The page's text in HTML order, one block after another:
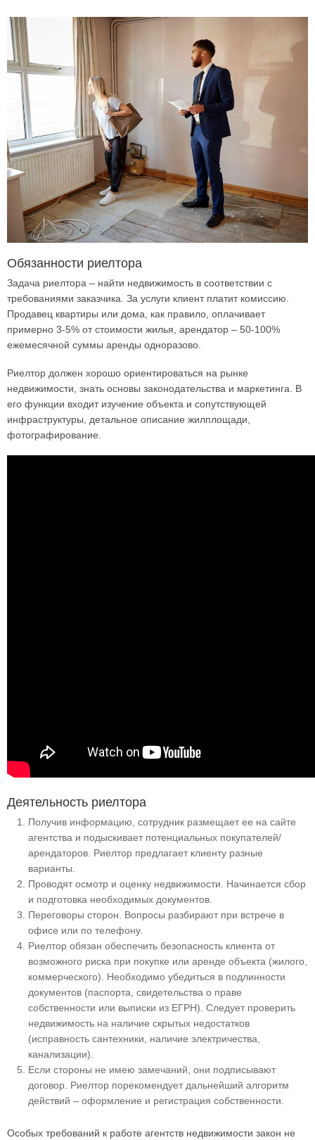
Обязанности риелтора
Задача риелтора – найти недвижимость в соответствии с
требованиями заказчика. За услуги клиент платит комиссию.
Продавец квартиры или дома, как правило, оплачивает
примерно 3-5% от стоимости жилья, арендатор – 50-100%
ежемесячной суммы аренды одноразово.
Риелтор должен хорошо ориентироваться на рынке
недвижимости, знать основы законодательства и маркетинга. В
его функции входит изучение объекта и сопутствующей
инфраструктуры, детальное описание жилплощади,
фотографирование.
Деятельность риелтора
Получив информацию, сотрудник размещает ее на сайте
агентства и подыскивает потенциальных покупателей/
арендаторов. Риелтор предлагает клиенту разные
варианты.
Проводят осмотр и оценку недвижимости. Начинается сбор
и подготовка необходимых документов.
Переговоры сторон. Вопросы разбирают при встрече в
офисе или по телефону.
Риелтор обязан обеспечить безопасность клиента от
возможного риска при покупке или аренде объекта (жилого,
коммерческого). Необходимо убедиться в подлинности
документов (паспорта, свидетельства о праве
собственности или выписки из ЕГРН). Следует проверить
недвижимость на наличие скрытых недостатков
(исправность сантехники, наличие электричества,
канализации).
Если стороны не имею замечаний, они подписывают
договор. Риелтор порекомендует дальнейший алгоритм
действий – оформление и регистрация собственности.
Особых требований к работе агентств недвижимости закон не